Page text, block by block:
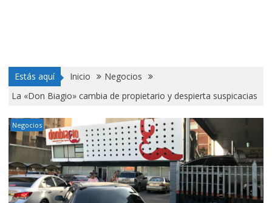
Estás aquí Inicio
Negocios
La «Don Biagio» cambia de propietario y despierta suspicacias
Negocios